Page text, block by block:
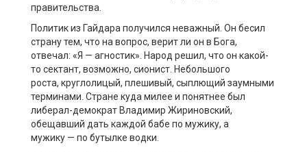
правительства.
Политик из Гайдара получился неважный. Он бесил
странутем, что на вопрос, верит ли он в Бога,
отвечал: «Я — агностик». Народ решил, что он какой-
то сектант, возможно, сионист. Небольшого
роста, круглолицый, плешивый, сыплющий заумными
терминами. Стране куда милее и понятнее был
либерал-демократ Владимир Жириновский,
обещавший дать каждой бабе по мужику, а
мужику — по бутылке водки.